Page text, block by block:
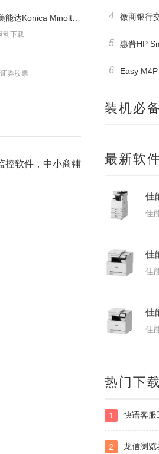
动下载
券股票
控软件，中小商铺
4 徽商银行
5 惠普HP
6 Easy
装机必备
最新软
佳
佳
白
热门下
1 快语客服
2 龙信浏览